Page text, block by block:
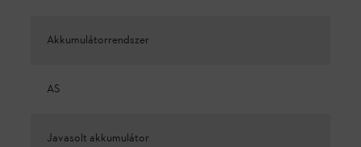
Akkumulátorrendszer
AS
Javasolt akkumulátor